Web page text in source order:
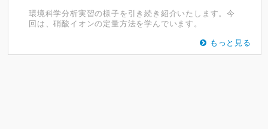
環境科学分析実習の様子を引き続き紹介いたします。今
回は、硝酸イオンの定量方法を学んでいます。
もっと見る